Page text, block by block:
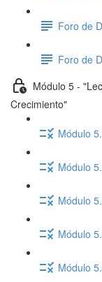
Foro de
Foro de
Módulo 5 -
Crecimiento"
Módulo
Módulo
Módulo
Módulo
Módulo